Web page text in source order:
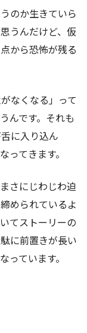
のか生きていら
うんだけど、仮
から恐怖が残る
なくなる」って
んです。それも
に入り込ん
てきます。
さにじわじわ迫
められているよ
てストーリーの
に前置きが長い
っています。